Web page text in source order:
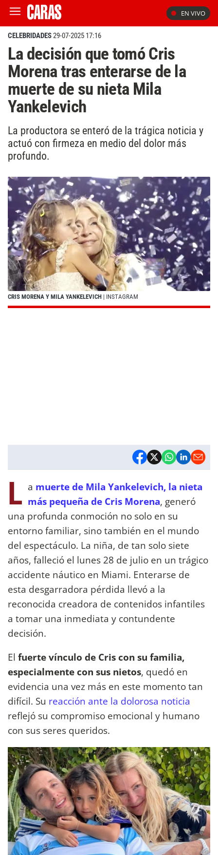
EN VIVO
CELEBRIDADES29-07-2025 17:16
La decisión que tomó Cris
Morena tras enterarse de la
muerte de su nieta Mila
Yankelevich
La productora se enteró de la trágica noticia y
actuó con firmeza en medio del dolor más
profundo.
CRIS MORENA Y MILA YANKELEVICH | INSTAGRAM
L a muerte de Mila Yankelevich, la nieta
más pequeña de Cris Morena, generó
una profunda conmoción no solo en su
entorno familiar, sino también en el mundo
del espectáculo. La niña, de tan solo siete
años, falleció el lunes 28 de julio en un trágico
accidente náutico en Miami. Enterarse de
esta desgarradora pérdida llevó a la
reconocida creadora de contenidos infantiles
a tomar una inmediata y contundente
decisión.
El fuerte vínculo de Cris con su familia,
especialmente con sus nietos, quedó en
evidencia una vez más en este momento tan
difícil. Su reacción ante la dolorosa noticia
reflejó su compromiso emocional y humano
con sus seres queridos.